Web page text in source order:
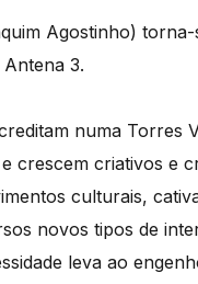
Agostinho)
3.
numa Torres
crescem criativos e
culturais,
novos tipos de
leva ao